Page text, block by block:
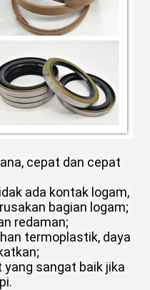
cepat dan cepat
ada kontak logam,
bagian logam;
redaman;
termoplastik, daya
yang sangat baik jika